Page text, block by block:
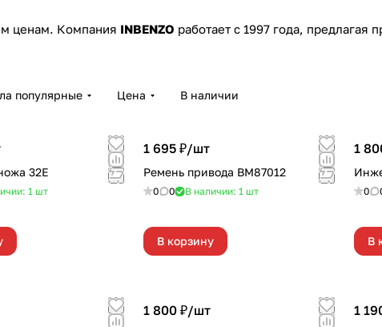
ценам. Компания INBENZO работает с 1997 года, предлагая
популярные Цена В наличии
32Е
1 шт
1 695 ₽/шт
Ремень привода BM87012
0 0 В наличии: 1 шт
В корзину
1
0
В
1 800 ₽/шт 1